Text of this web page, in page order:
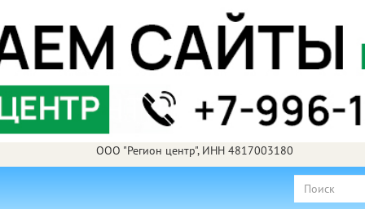
ООО "Регион центр", ИНН 4817003180